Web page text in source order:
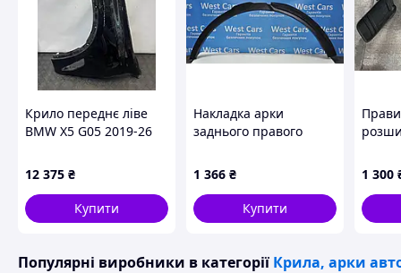
Крило переднє ліве
BMW X5 G05 2019-26
12 375 ₴
Купити
Накладка арки
заднього правого
1 366 ₴
Купити
0K040
1 300
Популярні виробники в категорії Крила, арки